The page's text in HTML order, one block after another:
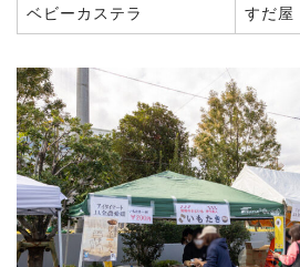
ベビーカステラ すだ屋